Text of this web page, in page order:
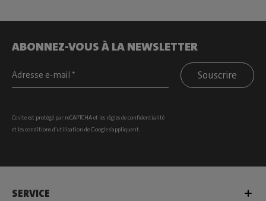
ABONNEZ-VOUS À LA NEWSLETTER
Souscrire
Ce site est protégé par reCAPTCHA et les règles de confidentialité
et lesconditions d’utilisation de Google s’appliquent.
SERVICE